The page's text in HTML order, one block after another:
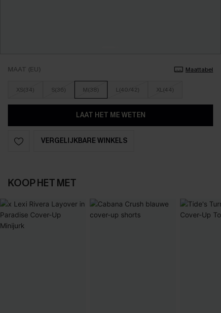
MAAT (EU) Maattabel
XS(34) S(36) M(38) L(40/42) XL(44)
LAAT HET ME WETEN
VERGELIJKBARE WINKELS
KOOP HET MET